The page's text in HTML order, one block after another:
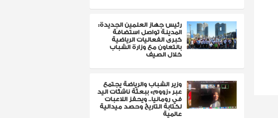
رئيس جهاز العلمين الجديدة:
المدينة تواصل استضافة
كبرى الفعاليات الرياضية
بالتعاون مع وزارة الشباب
خلال الصيف
وزير الشباب والرياضة يجتمع
عبر «زووم» ببعثة ناشئات اليد
في رومانيا.. ويحفز اللاعبات
لكتابة التاريخ وحصد ميدالية
عالمية